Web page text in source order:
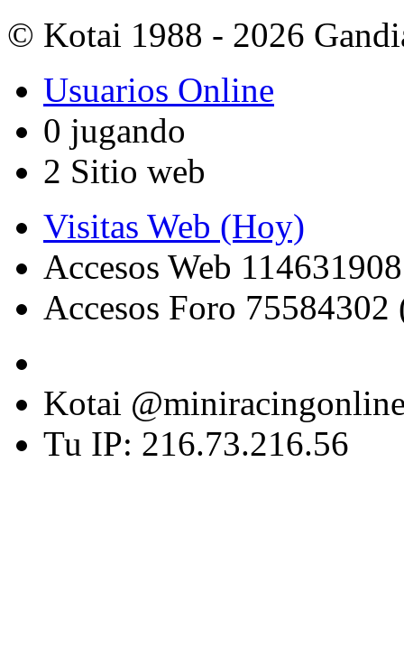
© Kotai 1988 - 2026
Usuarios Online
0 jugando
2 Sitio web
Visitas Web (Hoy)
Accesos Web
Accesos Foro 75584302
Kotai
Tu IP: 216.73.216.56